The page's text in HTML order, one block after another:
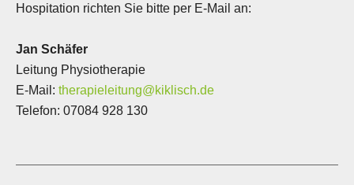
Hospitation richten Sie bitte per E-Mail an:
Jan Schäfer
Leitung Physiotherapie
E-Mail: therapieleitung@kiklisch.de
Telefon: 07084 928 130